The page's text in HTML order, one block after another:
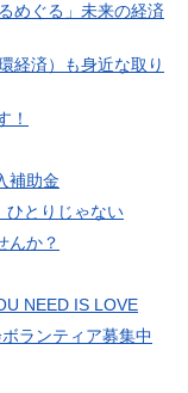
めぐる」未来の経済
経済）も身近な取り
！
補助金
ひとりじゃない
んか？
NEED IS LOVE
ランティア募集中